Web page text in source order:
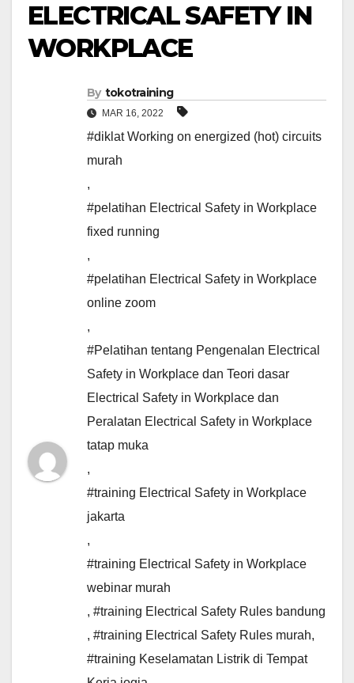
ELECTRICAL SAFETY IN
WORKPLACE
By tokotraining
MAR 16, 2022
#diklat Working on energized (hot) circuits
murah
,
#pelatihan Electrical Safety in Workplace
fixed running
,
#pelatihan Electrical Safety in Workplace
online zoom
,
#Pelatihan tentang Pengenalan Electrical
Safety in Workplace dan Teori dasar
Electrical Safety in Workplace dan
Peralatan Electrical Safety in Workplace
tatap muka
,
#training Electrical Safety in Workplace
jakarta
,
#training Electrical Safety in Workplace
webinar murah
, #training Electrical Safety Rules bandung
, #training Electrical Safety Rules murah,
#training Keselamatan Listrik di Tempat